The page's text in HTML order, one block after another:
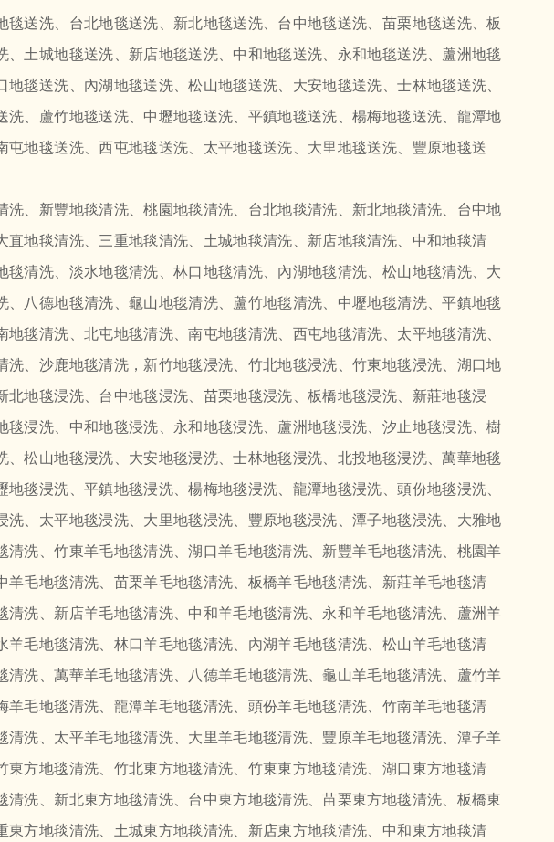
送洗、台北地毯送洗、新北地毯送洗、台中地毯送洗、苗栗地毯送洗、板
土城地毯送洗、新店地毯送洗、中和地毯送洗、永和地毯送洗、蘆洲地毯
毯送洗、內湖地毯送洗、松山地毯送洗、大安地毯送洗、士林地毯送洗、
、蘆竹地毯送洗、中壢地毯送洗、平鎮地毯送洗、楊梅地毯送洗、龍潭地
地毯送洗、西屯地毯送洗、太平地毯送洗、大里地毯送洗、豐原地毯送
、新豐地毯清洗、桃園地毯清洗、台北地毯清洗、新北地毯清洗、台中地
地毯清洗、三重地毯清洗、土城地毯清洗、新店地毯清洗、中和地毯清
清洗、淡水地毯清洗、林口地毯清洗、內湖地毯清洗、松山地毯清洗、大
八德地毯清洗、龜山地毯清洗、蘆竹地毯清洗、中壢地毯清洗、平鎮地毯
毯清洗、北屯地毯清洗、南屯地毯清洗、西屯地毯清洗、太平地毯清洗、
、沙鹿地毯清洗，新竹地毯浸洗、竹北地毯浸洗、竹東地毯浸洗、湖口地
地毯浸洗、台中地毯浸洗、苗栗地毯浸洗、板橋地毯浸洗、新莊地毯浸
浸洗、中和地毯浸洗、永和地毯浸洗、蘆洲地毯浸洗、汐止地毯浸洗、樹
松山地毯浸洗、大安地毯浸洗、士林地毯浸洗、北投地毯浸洗、萬華地毯
毯浸洗、平鎮地毯浸洗、楊梅地毯浸洗、龍潭地毯浸洗、頭份地毯浸洗、
、太平地毯浸洗、大里地毯浸洗、豐原地毯浸洗、潭子地毯浸洗、大雅地
洗、竹東羊毛地毯清洗、湖口羊毛地毯清洗、新豐羊毛地毯清洗、桃園羊
毛地毯清洗、苗栗羊毛地毯清洗、板橋羊毛地毯清洗、新莊羊毛地毯清
洗、新店羊毛地毯清洗、中和羊毛地毯清洗、永和羊毛地毯清洗、蘆洲羊
毛地毯清洗、林口羊毛地毯清洗、內湖羊毛地毯清洗、松山羊毛地毯清
洗、萬華羊毛地毯清洗、八德羊毛地毯清洗、龜山羊毛地毯清洗、蘆竹羊
毛地毯清洗、龍潭羊毛地毯清洗、頭份羊毛地毯清洗、竹南羊毛地毯清
洗、太平羊毛地毯清洗、大里羊毛地毯清洗、豐原羊毛地毯清洗、潭子羊
方地毯清洗、竹北東方地毯清洗、竹東東方地毯清洗、湖口東方地毯清
洗、新北東方地毯清洗、台中東方地毯清洗、苗栗東方地毯清洗、板橋東
方地毯清洗、土城東方地毯清洗、新店東方地毯清洗、中和東方地毯清